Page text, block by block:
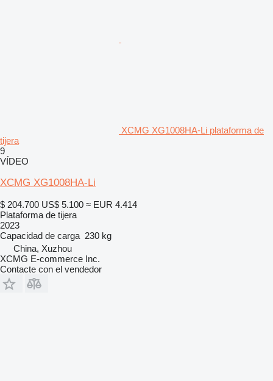
XCMG XG1008HA-Li plataforma de
tijera
9
VÍDEO
XCMG XG1008HA-Li
$ 204.700 US$ 5.100 ≈ EUR 4.414
Plataforma de tijera
2023
Capacidad de carga 230 kg
China, Xuzhou
XCMG E-commerce Inc.
Contacte con el vendedor